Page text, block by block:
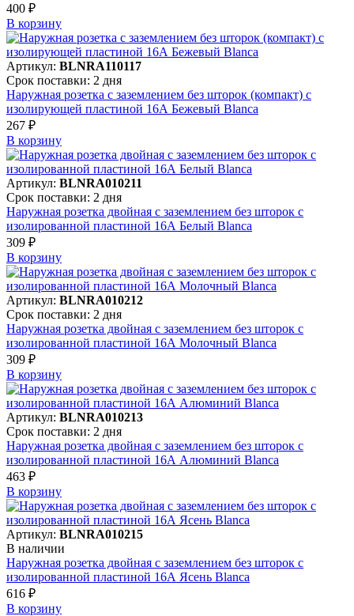
400 ₽
В корзинy
Артикул: BLNRA110117
Срок поставки: 2 дня
Наружная розетка с заземлением без шторок (компакт) с
изолирующей пластиной 16А Бежевый Blanca
267 ₽
В корзинy
Артикул: BLNRA010211
Срок поставки: 2 дня
Наружная розетка двойная с заземлением без шторок с
изолированной пластиной 16А Белый Blanca
309 ₽
В корзинy
Артикул: BLNRA010212
Срок поставки: 2 дня
Наружная розетка двойная с заземлением без шторок с
изолированной пластиной 16А Молочный Blanca
309 ₽
В корзинy
Артикул: BLNRA010213
Срок поставки: 2 дня
Наружная розетка двойная с заземлением без шторок с
изолированной пластиной 16А Алюминий Blanca
463 ₽
В корзинy
Артикул: BLNRA010215
В наличии
Наружная розетка двойная с заземлением без шторок с
изолированной пластиной 16А Ясень Blanca
616 ₽
В корзинy